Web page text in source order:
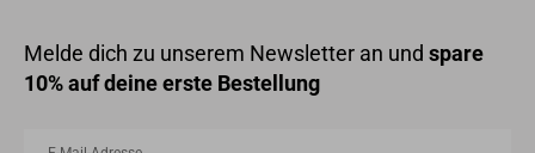
Melde dich zu unserem Newsletter an und spare
10% auf deine erste Bestellung